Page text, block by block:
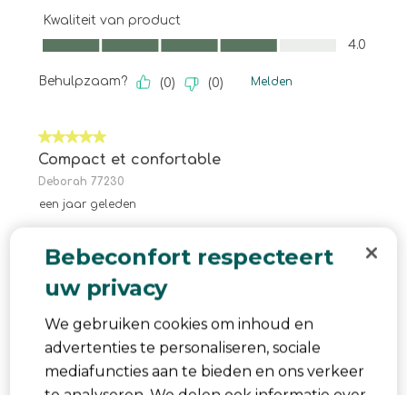
Kwaliteit van product
Kwaliteit van product, 4.0 van 5
4.0
Behulpzaam? (0) (0) Melden
5 van 5 sterren.
Compact et confortable
Deborah 77230
een jaar geleden
parfait. Il est compact ne prends pas la place du
milieu de la voiture. Mais cela n'est pas au
d'amélioration peut être la qualité du tissu il
s'abîme vite et se retire parfois lorsque l'enfant
s'installe
Bebeconfort respecteert
uw privacy
We gebruiken cookies om inhoud en
advertenties te personaliseren, sociale
mediafuncties aan te bieden en ons verkeer